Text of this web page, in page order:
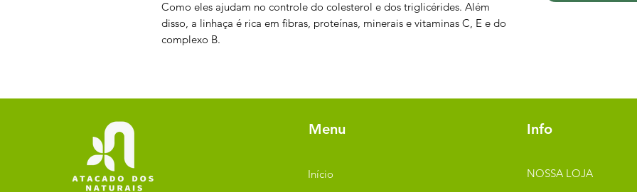
Como eles ajudam no controle do colesterol e dos triglicérides. Além
disso, a linhaça é rica em fibras, proteínas, minerais e vitaminas C, E e do
complexo B.
Menu
Início
Info
NOSSA LOJA